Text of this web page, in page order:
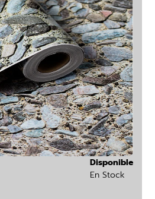
Disponible
En Stock